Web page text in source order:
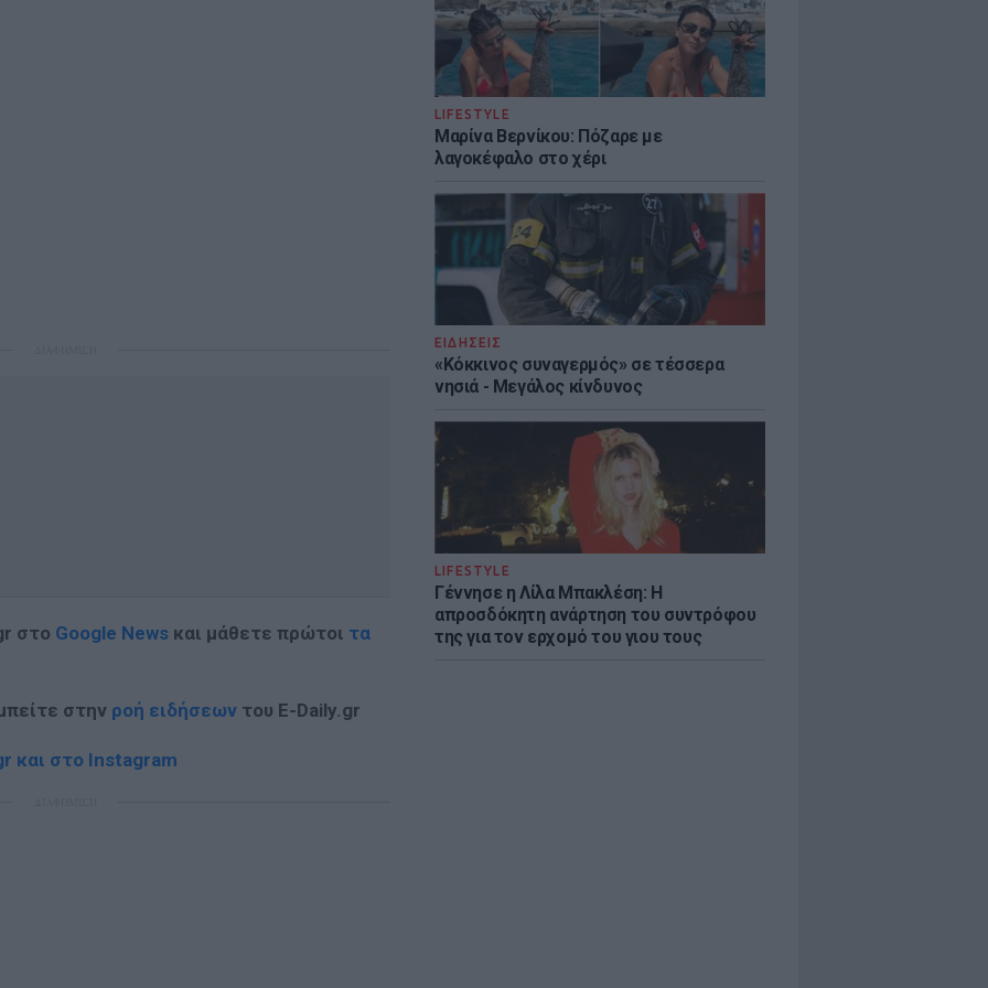
LIFESTYLE
Μαρίνα Βερνίκου: Πόζαρε με
λαγοκέφαλο στο χέρι
ΕΙΔΗΣΕΙΣ
«Κόκκινος συναγερμός» σε τέσσερα
νησιά - Μεγάλος κίνδυνος
LIFESTYLE
Γέννησε η Λίλα Μπακλέση: Η
απροσδόκητη ανάρτηση του συντρόφου
της για τον ερχομό του γιου τους
στο Google News και μάθετε πρώτοι τα
στην ροή ειδήσεων του E-Daily.gr
και στο Instagram